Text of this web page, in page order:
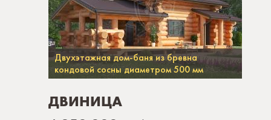
Двухэтажная дом-баня из бревна
кондовой сосны диаметром 500 мм
ДВИНИЦА